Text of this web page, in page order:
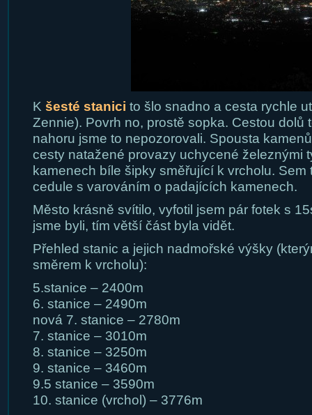
K šesté stanici to šlo snadno a cesta rychle
Zennie). Povrh no, prostě sopka. Cestou dolů
nahoru jsme to nepozorovali. Spousta
cesty natažené provazy uchycené železnými
kamenech bíle šipky směřující k vrcholu. Sem
cedule s varováním o padajících kamenech.
Město krásně svítilo, vyfotil jsem pár fotek s
jsme byli, tím větší část byla vidět.
Přehled stanic a jejich nadmořské výšky
směrem k vrcholu):
5.stanice – 2400m
6. stanice – 2490m
nová 7. stanice – 2780m
7. stanice – 3010m
8. stanice – 3250m
9. stanice – 3460m
9.5 stanice – 3590m
10. stanice (vrchol) – 3776m